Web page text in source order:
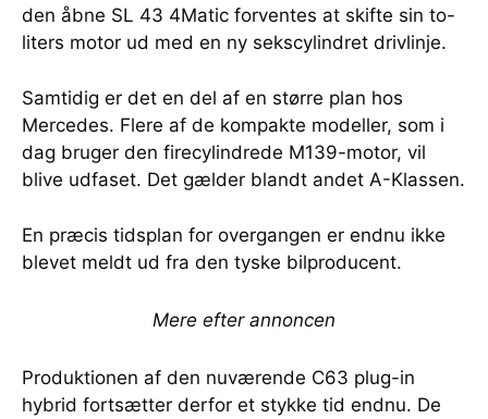
den åbne SL 43 4Matic forventes at skifte sin to-
liters motor ud med en ny sekscylindret drivlinje.
Samtidig er det en del af en større plan hos
Mercedes. Flere af de kompakte modeller, som i
dag bruger den firecylindrede M139-motor, vil
blive udfaset. Det gælder blandt andet A-Klassen.
En præcis tidsplan for overgangen er endnu ikke
blevet meldt ud fra den tyske bilproducent.
Mere efter annoncen
Produktionen af den nuværende C63 plug-in
hybrid fortsætter derfor et stykke tid endnu. De